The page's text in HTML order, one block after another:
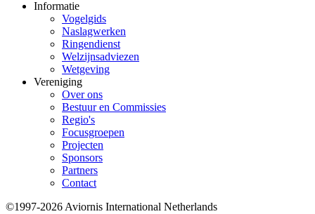
Informatie
Vogelgids
Naslagwerken
Ringendienst
Welzijnsadviezen
Wetgeving
Vereniging
Over ons
Bestuur en Commissies
Regio's
Focusgroepen
Projecten
Sponsors
Partners
Contact
©1997-2026 Aviornis International Netherlands